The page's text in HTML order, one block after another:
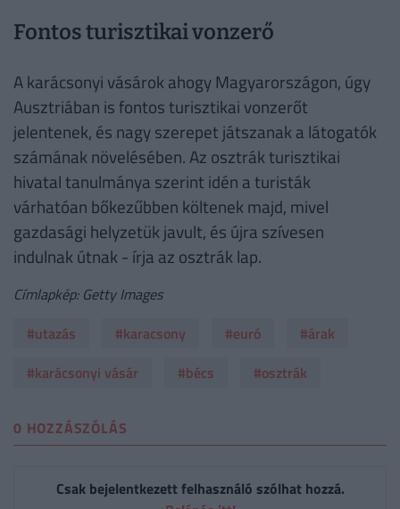
Fontos turisztikai vonzerő
A karácsonyi vásárok ahogy Magyarországon, úgy
Ausztriában is fontos turisztikai vonzerőt
jelentenek, és nagy szerepet játszanak a látogatók
számának növelésében. Az osztrák turisztikai
hivatal tanulmánya szerint idén a turisták
várhatóan bőkezűbben költenek majd, mivel
gazdasági helyzetük javult, és újra szívesen
indulnak útnak - írja az osztrák lap.
Címlapkép: Getty Images
#utazás
#karacsony #euró
#árak
#karácsonyi vásár
#bécs #osztrák
0 HOZZÁSZÓLÁS
Csak bejelentkezett felhasználó szólhat hozzá.